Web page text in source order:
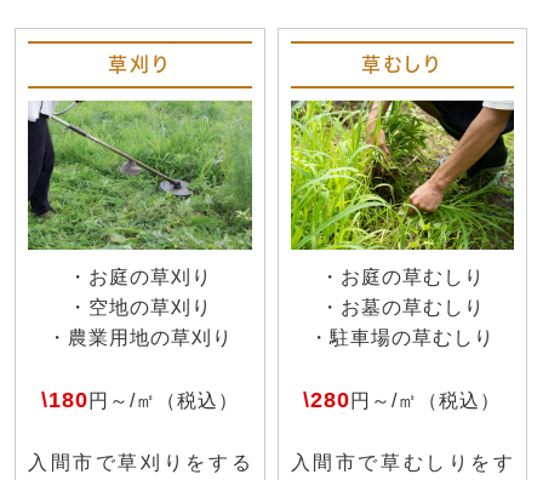
草刈り
・お庭の草刈り
・空地の草刈り
・農業用地の草刈り
\180円～/㎡（税込）
入間市で草刈りをする
草むしり
・お庭の草むしり
・お墓の草むしり
・駐車場の草むしり
\280円～/㎡（税込）
入間市で草むしりをす